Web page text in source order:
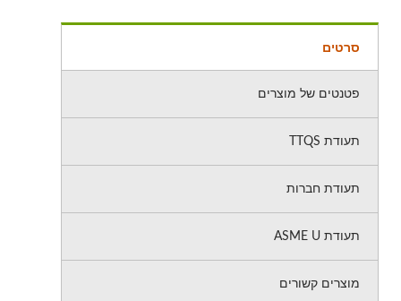
סרטים
פטנטים של מוצרים
תעודת TTQS
תעודת חברות
תעודת ASME U
מוצרים קשורים